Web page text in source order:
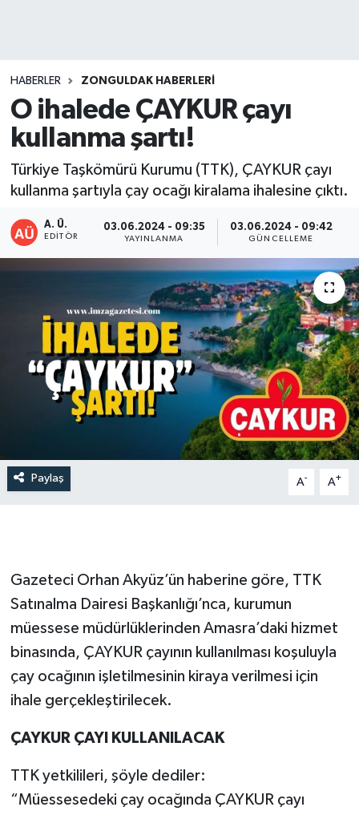
HABERLER ZONGULDAK HABERLERI
O ihalede ÇAYKUR çayı
kullanma şartı!
Türkiye Taşkömürü Kurumu (TTK), ÇAYKUR çayı
kullanma şartıyla çay ocağı kiralama ihalesine çıktı.
A. Ü.
EDITÖR
03.06.2024 - 09:35
YAYINLANMA
03.06.2024 - 09:42
GÜNCELLEME
Paylaş A- A+
Gazeteci Orhan Akyüz’ün haberine göre, TTK
Satınalma Dairesi Başkanlığı’nca, kurumun
müessese müdürlüklerinden Amasra’daki hizmet
binasında, ÇAYKUR çayının kullanılması koşuluyla
çay ocağının işletilmesinin kiraya verilmesi için
ihale gerçekleştirilecek.
ÇAYKUR ÇAYI KULLANILACAK
TTK yetkilileri, şöyle dediler:
“Müessesedeki çay ocağında ÇAYKUR çayı
EREĞLİ
GÖKÇEBEY
KARABÜK
KASTAMONU